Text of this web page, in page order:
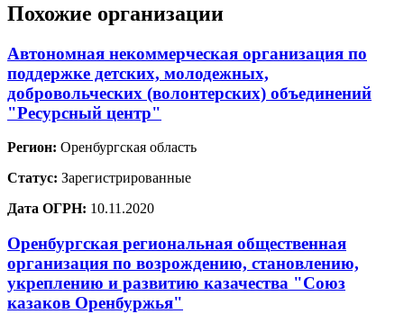
Похожие организации
Автономная некоммерческая организация по
поддержке детских, молодежных,
добровольческих (волонтерских) объединений
"Ресурсный центр"
Регион: Оренбургская область
Статус: Зарегистрированные
Дата ОГРН: 10.11.2020
Оренбургская региональная общественная
организация по возрождению, становлению,
укреплению и развитию казачества "Союз
казаков Оренбуржья"